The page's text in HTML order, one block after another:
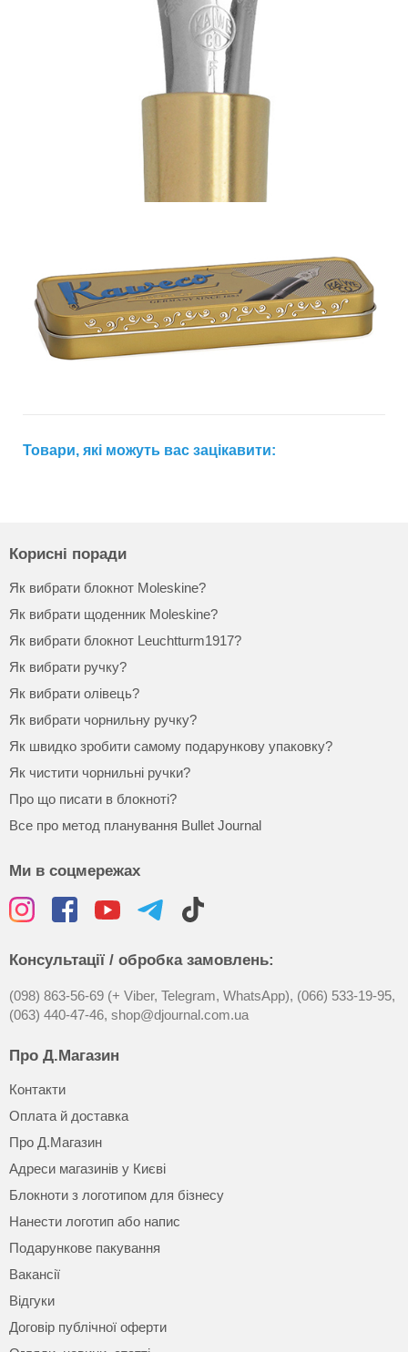
Товари, які можуть вас зацікавити:
Корисні поради
Як вибрати блокнот Moleskine?
Як вибрати щоденник Moleskine?
Як вибрати блокнот Leuchtturm1917?
Як вибрати ручку?
Як вибрати олівець?
Як вибрати чорнильну ручку?
Як швидко зробити самому подарункову упаковку?
Як чистити чорнильні ручки?
Про що писати в блокноті?
Все про метод планування Bullet Journal
Ми в соцмережах
Консультації / обробка замовлень:
(098) 863-56-69 (+ Viber, Telegram, WhatsApp), (066) 533-19-95,
(063) 440-47-46, shop@djournal.com.ua
Про Д.Магазин
Контакти
Оплата й доставка
Про Д.Магазин
Адреси магазинів у Києві
Блокноти з логотипом для бізнесу
Нанести логотип або напис
Подарункове пакування
Вакансії
Відгуки
Договір публічної оферти